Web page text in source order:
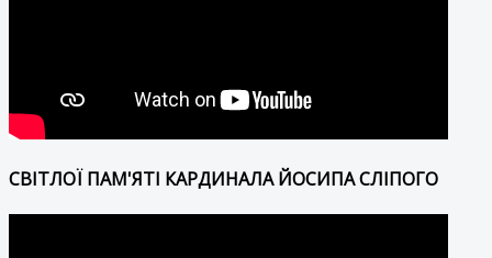
СВІТЛОЇ ПАМ'ЯТІ КАРДИНАЛА ЙОСИПА СЛІПОГО